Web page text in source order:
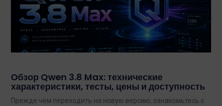
Обзор Qwen 3.8 Max: технические
характеристики, тесты, цены и доступность
Прежде чем переходить на новую версию, ознакомьтесь с